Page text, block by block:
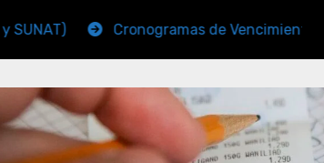
Cronogramas de Vencimiento Periodo